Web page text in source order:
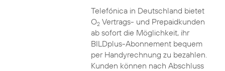
Telefónica in Deutschland bietet
O2Vertrags- und Prepaidkunden
ab sofort die Möglichkeit, ihr
BILDplus-Abonnement bequem
per Handyrechnung zu bezahlen.
Kunden können nach Abschluss